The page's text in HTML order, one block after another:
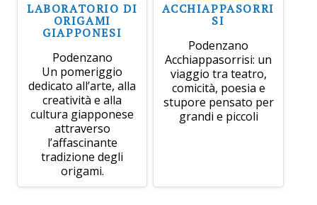
LABORATORIO DI
ORIGAMI
GIAPPONESI
Podenzano
Un pomeriggio
dedicato all’arte, alla
creatività e alla
cultura giapponese
attraverso
l’affascinante
tradizione degli
origami.
ACCHIAPPASORRI
SI
Podenzano
Acchiappasorrisi: un
viaggio tra teatro,
comicità, poesia e
stupore pensato per
grandi e piccoli